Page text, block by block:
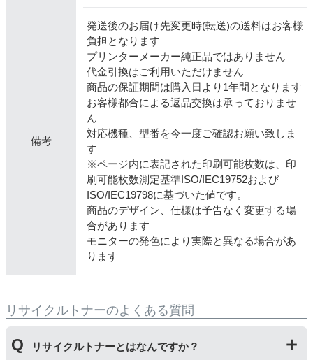
備考
発送後のお届け先変更時(転送)の送料はお客様
負担となります
プリンターメーカー純正品ではありません
代金引換はご利用いただけません
商品の保証期間は購入日より1年間となります
お客様都合による返品交換は承っておりませ
ん
対応機種、型番を今一度ご確認お願い致しま
す
※ページ内に表記された印刷可能枚数は、印
刷可能枚数測定基準ISO/IEC19752および
ISO/IEC19798に基づいた値です。
商品のデザイン、仕様は予告なく変更する場
合があります
モニターの発色により実際と異なる場合があ
ります
リサイクルトナーのよくある質問
リサイクルトナーとはなんですか？